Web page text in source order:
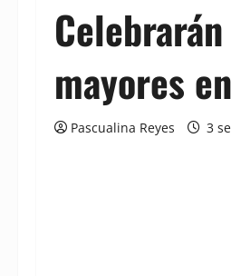
mayores
Pascualina Reyes 3